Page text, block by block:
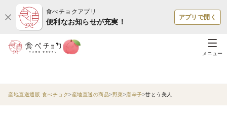
食べチョクアプリ
便利なお知らせが充実！
アプリで開く
メニュー
産地直送通販 食べチョク 産地直送の商品 野菜 唐辛子 甘とう美人